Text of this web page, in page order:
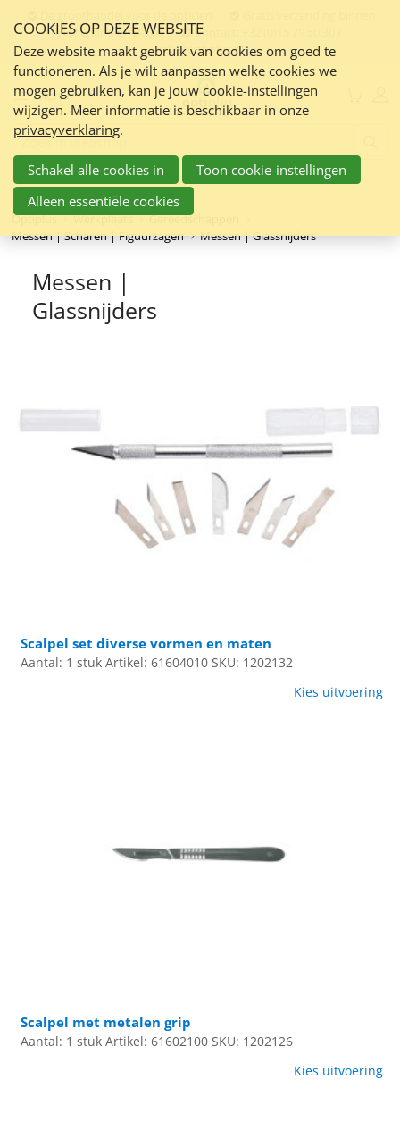
links
over
Spring
naar
de
inhoud
Spring
naar
navigatie
Nederland en Belgie
Contact:
info@optiplus.nl
Menu
Zoeken:
Optiplus Werkplaats
Gereedschappen
Messen | Scharen | Figuurzagen
Messen | Glassnijders
Messen |
Glassnijders
Scalpel set diverse vormen en maten
Aantal: 1 stuk Artikel: 61604010 SKU: 1202132
Kies uitvoering
Scalpel met metalen grip
Aantal: 1 stuk Artikel: 61602100 SKU: 1202126
Kies uitvoering
COOKIES OP DEZE WEBSITE
Deze website maakt gebruik van cookies om goed te
functioneren. Als je wilt aanpassen welke cookies we
mogen gebruiken, kan je jouw cookie-instellingen
wijzigen. Meer informatie is beschikbaar in onze
privacyverklaring.
Schakel alle cookies in
Toon cookie-instellingen
Alleen essentiële cookies